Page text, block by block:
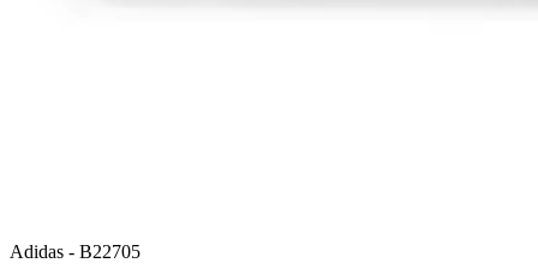
Adidas - B22705